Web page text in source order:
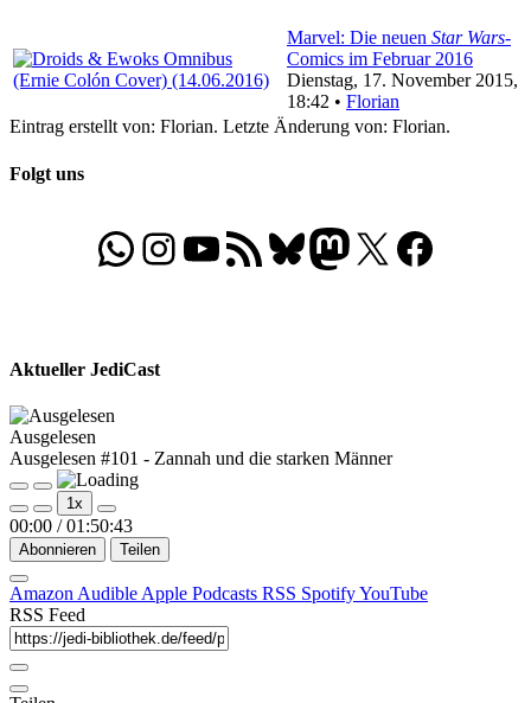
Marvel: Die neuen Star Wars-
Comics im Februar 2016
Dienstag, 17. November 2015,
18:42 • Florian
Eintrag erstellt von: Florian. Letzte Änderung von: Florian.
Folgt uns
WhatsApp
Folgt uns auf Instagram
Besucht unseren YouTube-Kanal
RSS-FeedBluesky
Folgt uns auf Mastodon
X Folgt uns auf
Aktueller JediCast
Ausgelesen
Ausgelesen #101 - Zannah und die starken Männer
Play
Episode
Pause
Episode
1x
00:00 / 01:50:43
Abonnieren Teilen
Amazon Audible Apple Podcasts RSS SpotifyYouTube
RSS Feed